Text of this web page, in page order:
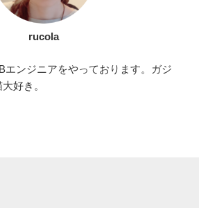
rucola
エンジニアをやっております。ガジ
好き。